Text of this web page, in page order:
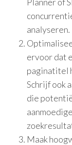
analyseren.
ervoor dat
paginatitel
Schrijf ook
die
Maak